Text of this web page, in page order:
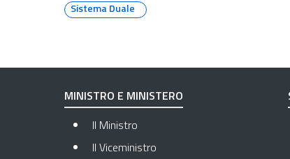
Sistema Duale
MINISTRO E MINISTERO
Il Ministro
Il Viceministro